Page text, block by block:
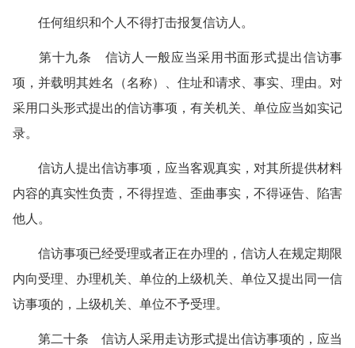
任何组织和个人不得打击报复信访人。
第十九条 信访人一般应当采用书面形式提出信访事
项，并载明其姓名（名称）、住址和请求、事实、理由。对
采用口头形式提出的信访事项，有关机关、单位应当如实记
录。
信访人提出信访事项，应当客观真实，对其所提供材料
内容的真实性负责，不得捏造、歪曲事实，不得诬告、陷害
他人。
信访事项已经受理或者正在办理的，信访人在规定期限
内向受理、办理机关、单位的上级机关、单位又提出同一信
访事项的，上级机关、单位不予受理。
第二十条 信访人采用走访形式提出信访事项的，应当